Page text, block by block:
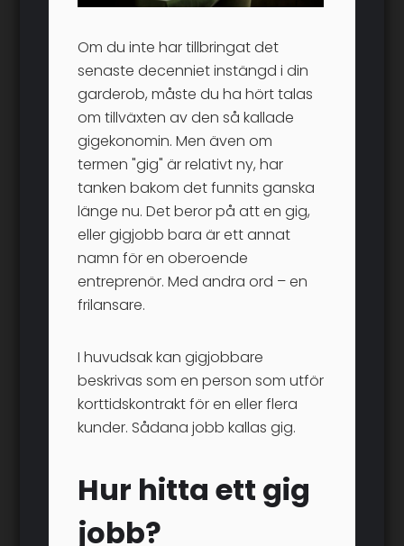
Om du inte har tillbringat det
senaste decenniet instängd i din
garderob, måste du ha hört talas
om tillväxten av den så kallade
gigekonomin. Men även om
termen "gig" är relativt ny, har
tanken bakom det funnits ganska
länge nu. Det beror på att en gig,
eller gigjobb bara är ett annat
namn för en oberoende
entreprenör. Med andra ord – en
frilansare.
I huvudsak kan gigjobbare
beskrivas som en person som utför
korttidskontrakt för en eller flera
kunder. Sådana jobb kallas gig.
Hur hitta ett gig
jobb?